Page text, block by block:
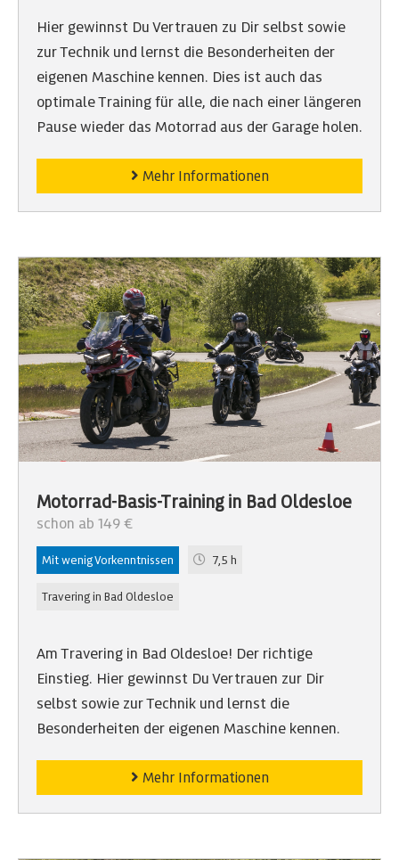
Hier gewinnst Du Vertrauen zu Dir selbst sowie
zur Technik und lernst die Besonderheiten der
eigenen Maschine kennen. Dies ist auch das
optimale Training für alle, die nach einer längeren
Pause wieder das Motorrad aus der Garage holen.
Mehr Informationen
Motorrad-Basis-Training in Bad Oldesloe
schon ab 149 €
Mit wenig Vorkenntnissen 7,5 h
Travering in Bad Oldesloe
Am Travering in Bad Oldesloe! Der richtige
Einstieg. Hier gewinnst Du Vertrauen zur Dir
selbst sowie zur Technik und lernst die
Besonderheiten der eigenen Maschine kennen.
Mehr Informationen